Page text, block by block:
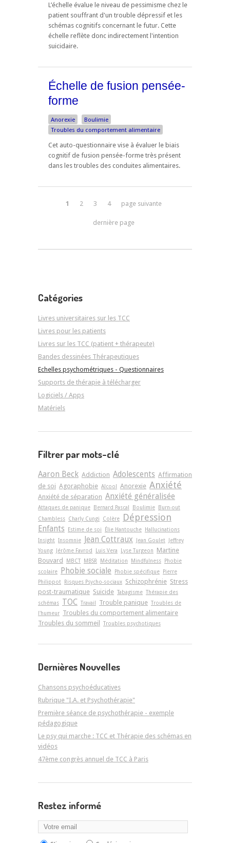
L’échelle évalue le niveau de pessimisme chez le
patient souffrant d'un trouble dépressif et les
schémas cognitifs concernant le futur. Cette
échelle reflète donc indirectement l'intention
suicidaire.
Échelle de fusion pensée-
forme
Anorexie
Boulimie
Troubles du comportement alimentaire
Cet auto-questionnaire vise à évaluer le biais
cognitif de fusion pensée-forme très présent
dans les troubles des conduites alimentaires.
1 2 3 4 page suivante
dernière page
Catégories
Livres universitaires sur les TCC
Livres pour les patients
Livres sur les TCC (patient + thérapeute)
Bandes dessinées Thérapeutiques
Echelles psychométriques - Questionnaires
Supports de thérapie à télécharger
Logiciels / Apps
Matériels
Filtrer par mots-clé
Aaron Beck Addiction Adolescents Affirmation
de soi Agoraphobie Alcool Anorexie Anxiété
Anxiété de séparation Anxiété généralisée
Attaques de panique Bernard Pascal Boulimie
Burn-out
Chambless Charly Cungi Colère Dépression
Enfants Estime de soi Élie Hantouche
Hallucinations
Insight Insomnie Jean Cottraux Jean Goulet
Jeffrey
Young
Jérôme Favrod Luis Vera Lyse Turgeon
Martine
Bouvard
MBCT MBSR Méditation Mindfulness
Phobie
scolaire
Phobie sociale Phobie spécifique
Pierre
Philippot
Risques Psycho-sociaux Schizophrénie Stress
post-traumatique Suicide Tabagisme Thérapie des
schémas TOC Travail Trouble panique Troubles de
l'humeur Troubles du comportement alimentaire
Troubles du sommeil
Troubles psychotiques
Dernières Nouvelles
Chansons psychoéducatives
Rubrique "I.A. et Psychothérapie"
Première séance de psychothérapie - exemple
pédagogique
Le psy qui marche : TCC et Thérapie des schémas en
vidéos
47ème congrès annuel de TCC à Paris
Restez informé